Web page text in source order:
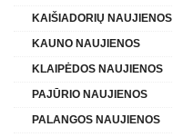
KAIŠIADORIŲ NAUJIENOS
KAUNO NAUJIENOS
KLAIPĖDOS NAUJIENOS
PAJŪRIO NAUJIENOS
PALANGOS NAUJIENOS